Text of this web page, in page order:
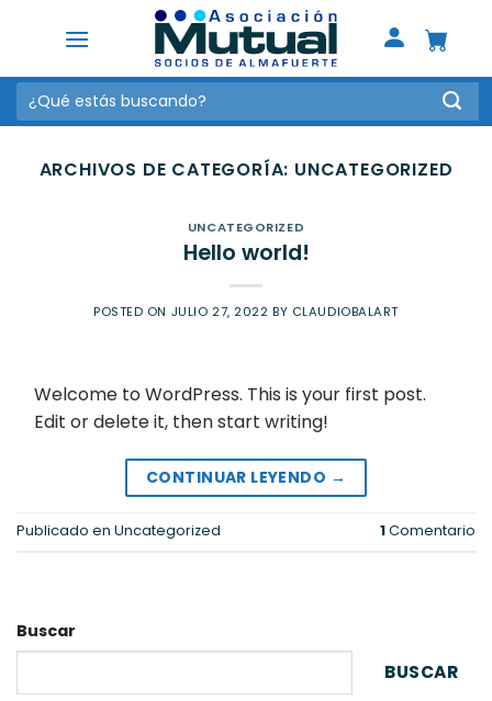
Buscar
por:
ARCHIVOS DE CATEGORÍA: UNCATEGORIZED
UNCATEGORIZED
Hello world!
POSTED ON JULIO 27, 2022 BY CLAUDIOBALART
Welcome to WordPress. This is your first post.
Edit or delete it, then start writing!
CONTINUAR LEYENDO →
Publicado en Uncategorized 1Comentario
Buscar
BUSCAR